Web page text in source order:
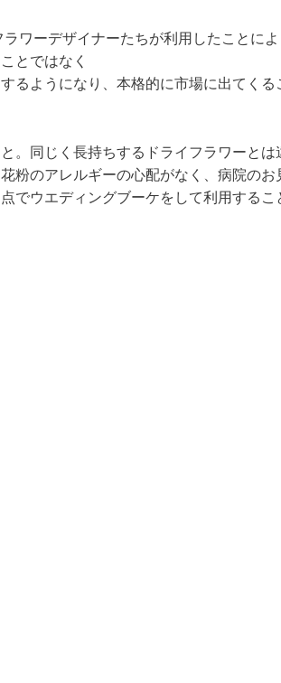
ワーデザイナーたちが利用したことによ
とではなく
るようになり、本格的に市場に出てくる
。同じく長持ちするドライフラワーとは
粉のアレルギーの心配がなく、病院のお
でウエディングブーケをして利用するこ